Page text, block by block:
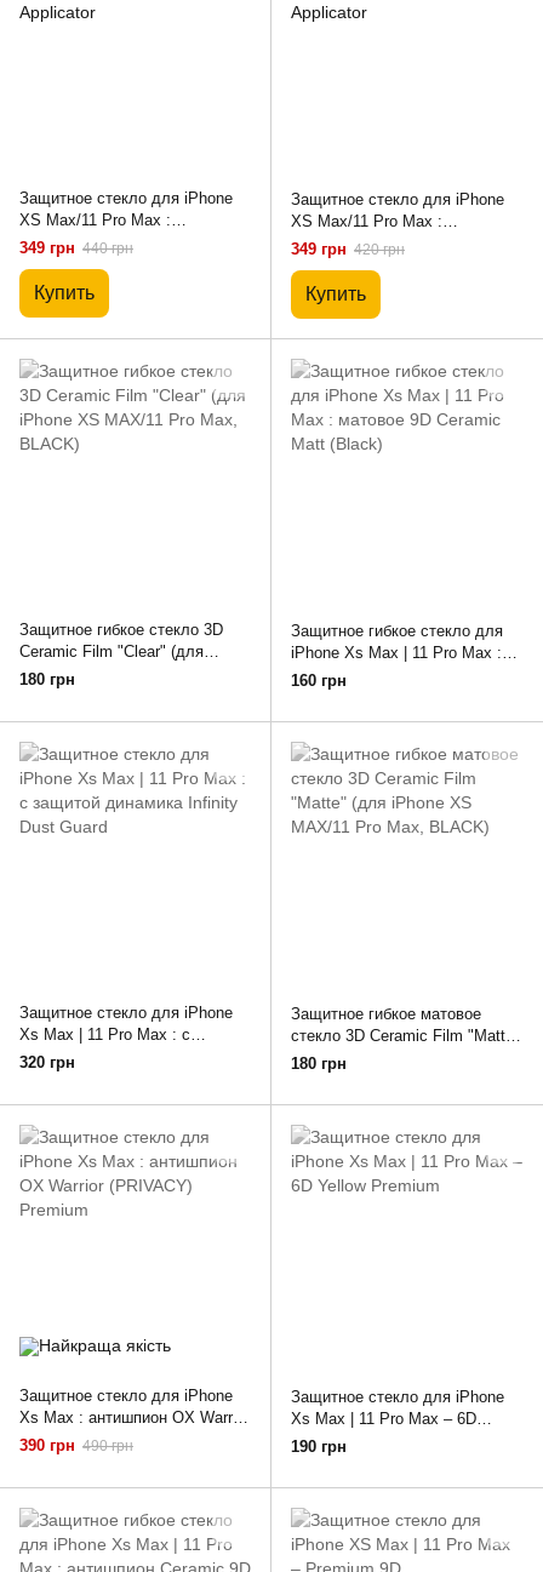
Защитное стекло для iPhone
XS Max/11 Pro Max :
ZERODUST Privacy with
Applicator
349 грн 440 грн
Купить
Защитное стекло для iPhone
XS Max/11 Pro Max :
ZERODUST ESD with Applicator
349 грн 420 грн
Купить
Защитное гибкое стекло 3D
Ceramic Film "Clear" (для
iPhone XS MAX/11 Pro Max,
BLACK)
180 грн
Защитное гибкое стекло для
iPhone Xs Max | 11 Pro Max :
матовое 9D Ceramic Matt
(Black)
160 грн
Защитное стекло для iPhone
Xs Max | 11 Pro Max : с
защитой динамика Infinity Dust
320 грн
Защитное гибкое матовое
стекло 3D Ceramic Film "Matte"
(для iPhone XS MAX/11 Pro
180 грн
Защитное стекло для iPhone
Xs Max : антишпион OX Warrior
(PRIVACY) Premium
390 грн 490 грн
Защитное стекло для iPhone
Xs Max | 11 Pro Max – 6D
Yellow Premium
190 грн